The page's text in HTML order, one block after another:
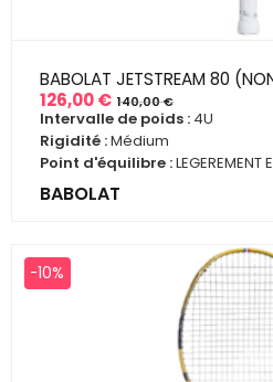
BABOLAT JETSTREAM 80
Prix
126,00 €
Prix
de
base
140,00 €
Intervalle de poids : 4U
Rigidité :Médium
Point d'équilibre :LEGEREMENT
BABOLAT
-10%